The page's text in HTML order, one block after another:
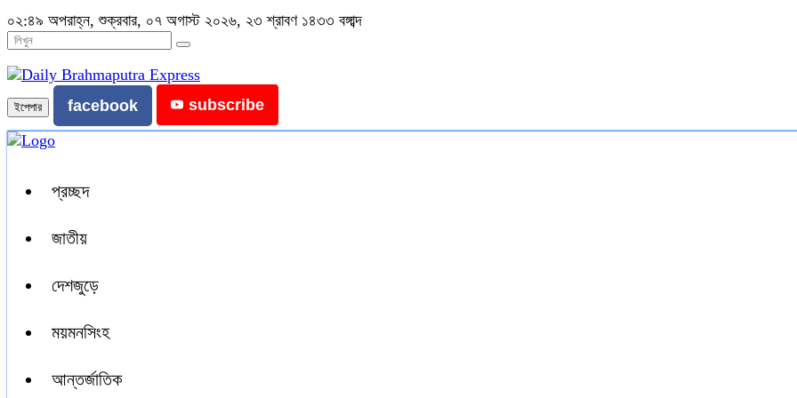
০২:৪৯ অপরাহ্ন, শুক্রবার, ০৭ অগাস্ট ২০২৬, ২৩ শ্রাবণ ১৪৩৩ বঙ্গাব্দ
ইপেপার facebook subscribe
প্রচ্ছদ
জাতীয়
দেশজুড়ে
ময়মনসিংহ
আন্তর্জাতিক